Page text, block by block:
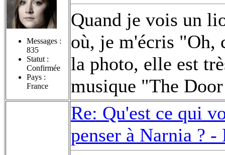
Messages :
835
Statut :
Confirmée
Pays :
France
Quand je vois un
où, je m'écris "Oh,
la photo, elle est
musique "The
Re: Qu'est ce qui
penser à Narnia ? -